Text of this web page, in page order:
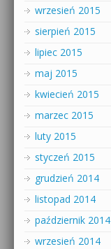
wrzesień 2015
sierpień 2015
lipiec 2015
maj 2015
kwiecień 2015
marzec 2015
luty 2015
styczeń 2015
grudzień 2014
listopad 2014
październik 2014
wrzesień 2014